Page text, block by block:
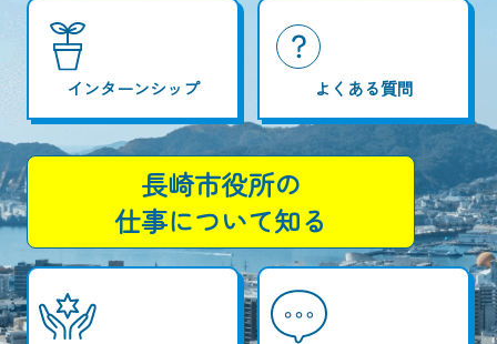
インターンシップ よくある質問
長崎市役所の
仕事について知る